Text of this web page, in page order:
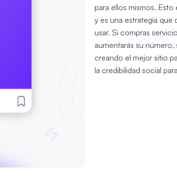
para ellos mismos.
y es una estrategia que
usar. Si compras
aumentarás su
creando el mejor sitio
la credibilidad social